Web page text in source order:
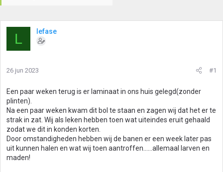
L lefase
26 jun 2023 #1
Een paar weken terug is er laminaat in ons huis gelegd(zonder
plinten).
Na een paar weken kwam dit bol te staan en zagen wij dat het er te
strak in zat. Wij als leken hebben toen wat uiteindes eruit gehaald
zodat we dit in konden korten.
Door omstandigheden hebben wij de banen er een week later pas
uit kunnen halen en wat wij toen aantroffen......allemaal larven en
maden!